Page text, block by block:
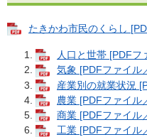
たきかわ市民のくらし
人口と世帯 [PDFフ
気象 [PDFファイル
産業別の就業状況
農業 [PDFファイル
商業 [PDFファイル
工業 [PDFファイル